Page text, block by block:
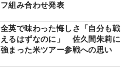
フ組み合わせ発表
全英で味わった悔しさ「自分も戦
えるはずなのに」 佐久間朱莉に
強まった米ツアー参戦への思い